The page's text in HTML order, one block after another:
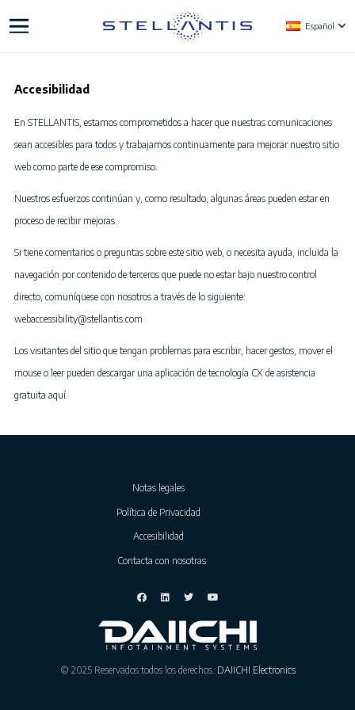
Español
Accesibilidad
En STELLANTIS, estamos comprometidos a hacer que nuestras comunicaciones
sean accesibles para todos y trabajamos continuamente para mejorar nuestro sitio
web como parte de ese compromiso.
Nuestros esfuerzos continúan y, como resultado, algunas áreas pueden estar en
proceso de recibir mejoras.
Si tiene comentarios o preguntas sobre este sitio web, o necesita ayuda, incluida la
navegación por contenido de terceros que puede no estar bajo nuestro control
directo, comuníquese con nosotros a través de lo siguiente:
webaccessibility@stellantis.com
Los visitantes del sitio que tengan problemas para escribir, hacer gestos, mover el
mouse o leer pueden descargar una aplicación de tecnología CX de asistencia
gratuita aquí.
Notas legales
Política de Privacidad
Accesibilidad
Contacta con nosotras
© 2025 Reservados todos los derechos. DAIICHI Electronics